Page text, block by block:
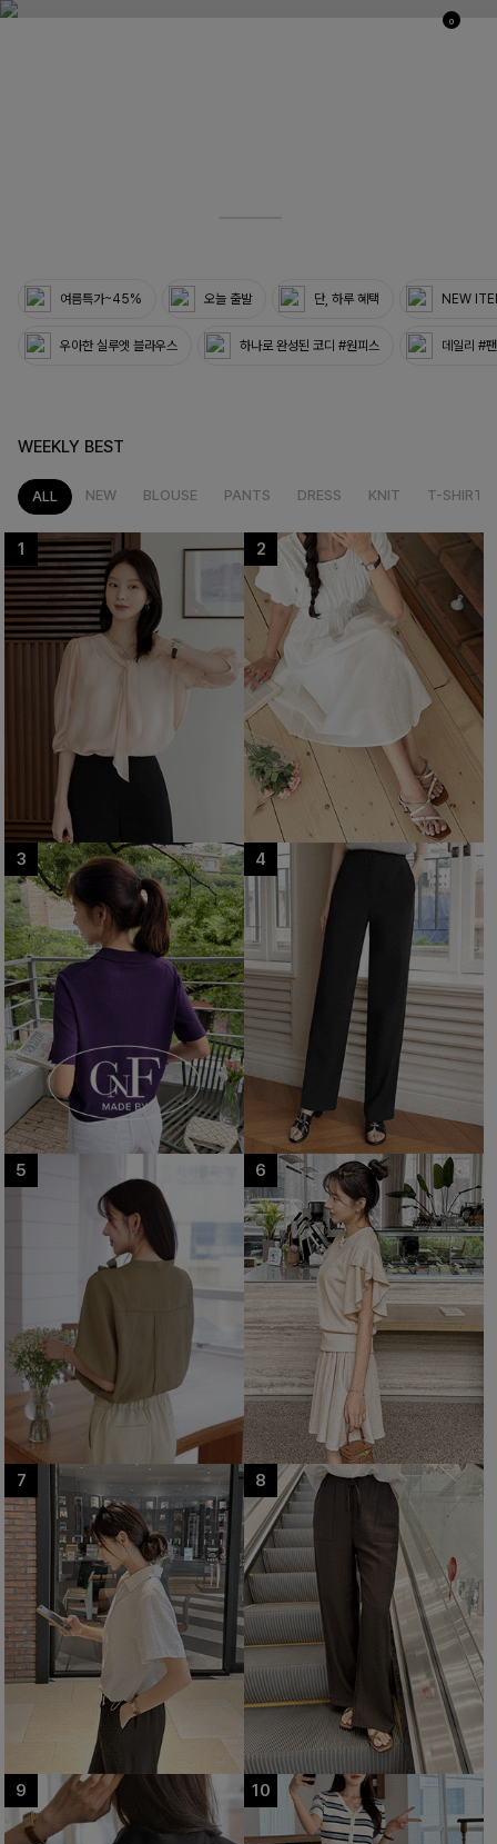
0
여름특가~45% 오늘 출발 단, 하루 혜택 NEW
우아한 실루엣 블라우스 하나로 완성된 코디 #원피스 데일리 #
WEEKLY BEST
ALL NEW BLOUSE PANTS DRESS KNIT T-SHIRT